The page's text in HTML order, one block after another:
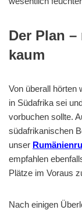
Der Plan
kaum
Von überall hörten
in Südafrika sei
vorbuchen sollte.
südafrikanischen
unser
empfahlen
Plätze im Voraus
Nach einigen